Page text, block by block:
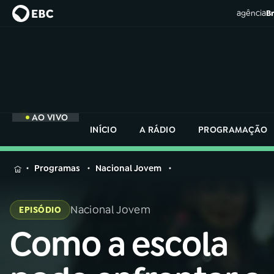
agência
AO VIVO
INÍCIO
A RÁDIO PROGRAMAÇÃO
MENU
Buscar
na
Rádio
AO VIVO
na
Rádio
Programas Nacional Jovem
EPISÓDIO Nacional Jovem
Como a escola